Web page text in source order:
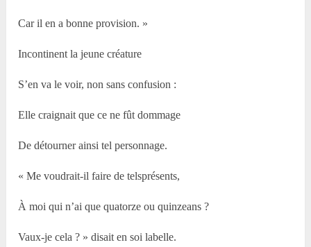
Car il en a bonne provision. »
Incontinent la jeune créature
S’en va le voir, non sans confusion :
Elle craignait que ce ne fût dommage
De détourner ainsi tel personnage.
« Me voudrait-il faire de telsprésents,
À moi qui n’ai que quatorze ou quinzeans ?
Vaux-je cela ? » disait en soi labelle.